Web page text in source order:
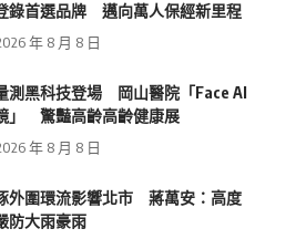
錄首選品牌 邁向萬人保經新里程
年 8 月 8 日
測黑科技登場 岡山醫院「Face AI
」 驚豔高齡高齡健康展
年 8 月 8 日
外圍環流影響北市 蔣萬安：高度
防大雨豪雨